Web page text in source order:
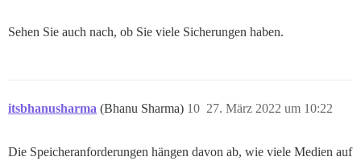
Sehen Sie auch nach, ob Sie viele Sicherungen haben.
itsbhanusharma (Bhanu Sharma) 27. März 2022 um 10:22
10
Die Speicheranforderungen hängen davon ab, wie viele Medien auf